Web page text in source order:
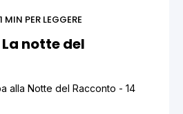
MIN PER LEGGERE
notte del
alla Notte del Racconto - 14